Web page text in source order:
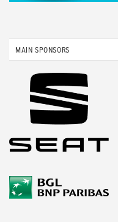
MAIN SPONSORS